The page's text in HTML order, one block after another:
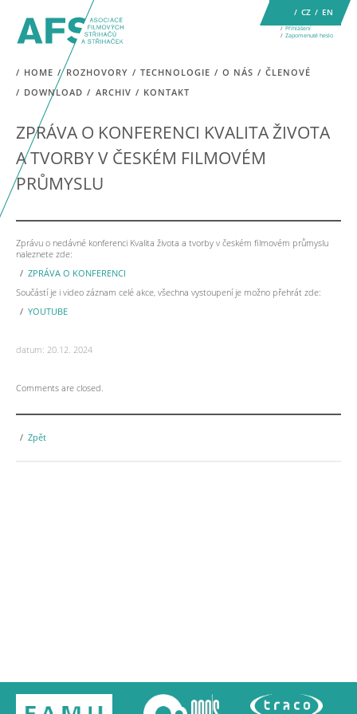
CZ EN
Přihlášení
Zapomenuté heslo
HOME ROZHOVORY TECHNOLOGIE O NÁS
ČLENOVÉ
DOWNLOAD
ARCHIV KONTAKT
ZPRÁVA O KONFERENCI KVALITA ŽIVOTA
A TVORBY V ČESKÉM FILMOVÉM
PRŮMYSLU
Zprávu o nedávné konferenci Kvalita života a tvorby v českém filmovém průmyslu
naleznete zde:
ZPRÁVA O KONFERENCI
Součástí je i video záznam celé akce, všechna vystoupení je možno přehrát zde:
YOUTUBE
datum: 20.12. 2024
Comments are closed.
Zpět